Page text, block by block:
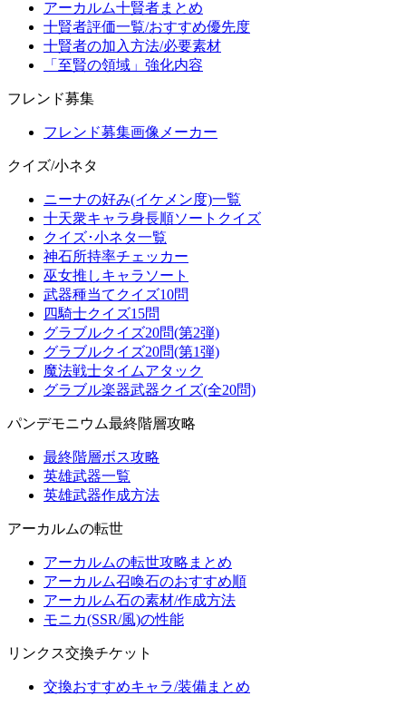
アーカルム十賢者まとめ
十賢者評価一覧/おすすめ優先度
十賢者の加入方法/必要素材
「至賢の領域」強化内容
フレンド募集
フレンド募集画像メーカー
クイズ/小ネタ
ニーナの好み(イケメン度)一覧
十天衆キャラ身長順ソートクイズ
クイズ･小ネタ一覧
神石所持率チェッカー
巫女推しキャラソート
武器種当てクイズ10問
四騎士クイズ15問
グラブルクイズ20問(第2弾)
グラブルクイズ20問(第1弾)
魔法戦士タイムアタック
グラブル楽器武器クイズ(全20問)
パンデモニウム最終階層攻略
最終階層ボス攻略
英雄武器一覧
英雄武器作成方法
アーカルムの転世
アーカルムの転世攻略まとめ
アーカルム召喚石のおすすめ順
アーカルム石の素材/作成方法
モニカ(SSR/風)の性能
リンクス交換チケット
交換おすすめキャラ/装備まとめ